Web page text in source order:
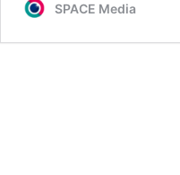
SPACE Media